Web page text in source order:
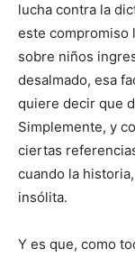
lucha contra la
este compromiso
sobre niños
desalmado, esa
quiere decir que
Simplemente, y
ciertas
cuando la
insólita.
Y es que, como